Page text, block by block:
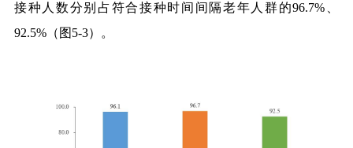
接种人数分别占符合接种时间间隔老年人群的96.7%
92.5%（图5-3）。